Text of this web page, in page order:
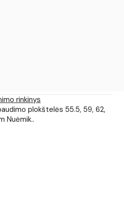
rinkinys
plokštelės 55.5, 59, 62,
Nuėmik..